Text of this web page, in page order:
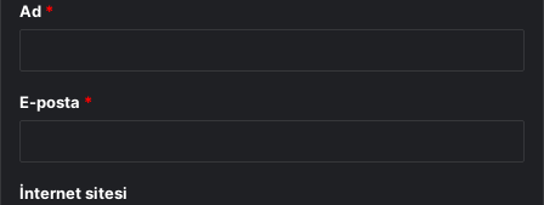
Ad *
E-posta *
İnternet sitesi